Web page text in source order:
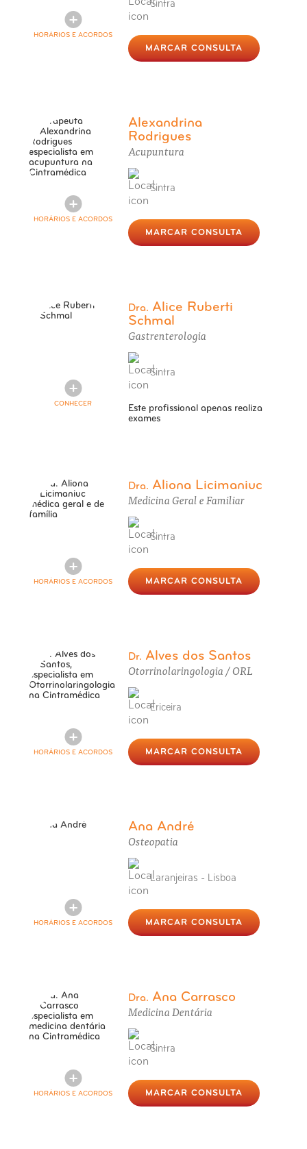
HORÁRIOS E ACORDOS
Sintra
MARCAR CONSULTA
HORÁRIOS E ACORDOS
Alexandrina
Rodrigues
Acupuntura
Sintra
MARCAR CONSULTA
CONHECER
Dra. Alice Ruberti
Schmal
Gastrenterologia
Sintra
Este profissional apenas realiza
exames
HORÁRIOS E ACORDOS
Dra. Aliona Licimaniuc
Medicina Geral e Familiar
Sintra
MARCAR CONSULTA
HORÁRIOS E ACORDOS
Dr. Alves dos Santos
Otorrinolaringologia / ORL
Ericeira
MARCAR CONSULTA
HORÁRIOS E ACORDOS
Ana André
Osteopatia
Laranjeiras - Lisboa
MARCAR CONSULTA
HORÁRIOS E ACORDOS
Dra. Ana Carrasco
Medicina Dentária
Sintra
MARCAR CONSULTA